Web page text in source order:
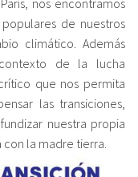
de nuestros
climático. Además
de la lucha
que nos permita
las transiciones,
nuestra propia
la madre tierra.